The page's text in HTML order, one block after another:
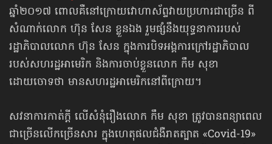
ឆ្នាំ២០១៧ ពោលគឺនៅក្រោយវោហាស័ព្ទ​វាយប្រហារ​ជាច្រើន ពី
សំណាក់​លោក ហ៊ុន សែន ខ្លួនឯង រួមផ្សំនឹងយុទ្ធនាការរបស់
រដ្ឋាភិបាលលោក ហ៊ុន សែន ក្នុងការបិទអង្គការក្រៅរដ្ឋាភិបាល
របស់សហរដ្ឋអាមេរិក និងការចាប់ខ្លួន​លោក កឹម សុខា
ដោយចោទថា មានសហរដ្ឋអាមេរិកនៅពីក្រោយ។
សវនាការកាត់ក្ដី លើសំនុំរឿងលោក កឹម សុខា ត្រូវបានពន្យាពេល
ជាច្រើនលើក​ច្រើន​សារ ក្នុងហេតុផលជំងឺរាតត្បាត «Covid-19»